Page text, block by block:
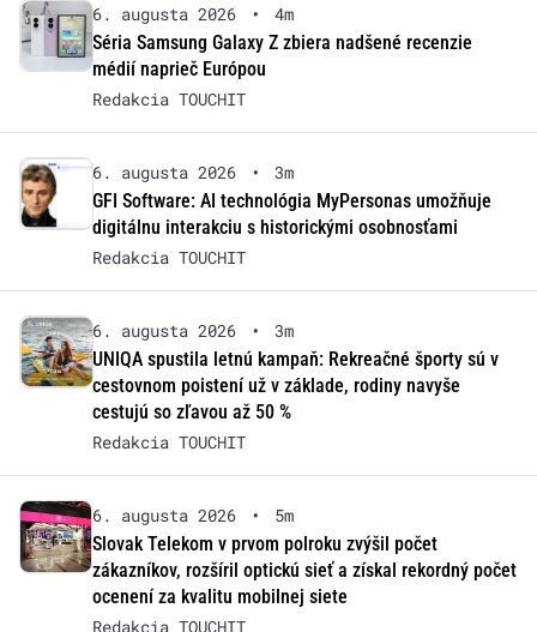
6. augusta 2026 •
4m
Séria Samsung Galaxy Z zbiera nadšené recenzie
médií naprieč Európou
Redakcia TOUCHIT
6. augusta 2026 •
3m
GFI Software: AI technológia MyPersonas umožňuje
digitálnu interakciu s historickými osobnosťami
Redakcia TOUCHIT
6. augusta 2026 •
3m
UNIQA spustila letnú kampaň: Rekreačné športy sú v
cestovnom poistení už v základe, rodiny navyše
cestujú so zľavou až 50 %
Redakcia TOUCHIT
6. augusta 2026 •
5m
Slovak Telekom v prvom polroku zvýšil počet
zákazníkov, rozšíril optickú sieť a získal rekordný počet
ocenení za kvalitu mobilnej siete
Redakcia TOUCHIT